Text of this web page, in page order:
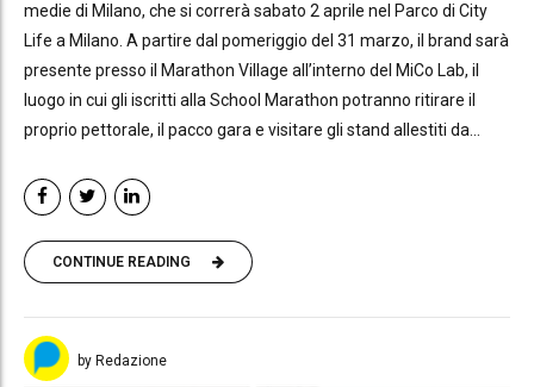
medie di Milano, che si correrà sabato 2 aprile nel Parco di City
Life a Milano. A partire dal pomeriggio del 31 marzo, il brand sarà
presente presso il Marathon Village all’interno del MiCo Lab, il
luogo in cui gli iscritti alla School Marathon potranno ritirare il
proprio pettorale, il pacco gara e visitare gli stand allestiti da...
CONTINUE READING
by Redazione